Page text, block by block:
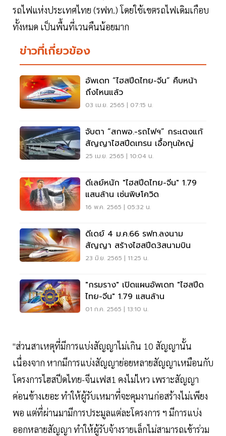
รถไฟแห่งประเทศไทย (รฟท.) โดยใช้เขตรถไฟเดิมเกือบ
ทั้งหมด เป็นพื้นที่เวนคืนน้อยมาก
ข่าวที่เกี่ยวข้อง
อัพเดท “ไฮสปีดไทย-จีน” คืบหน้า
ถึงไหนแล้ว
03 เม.ย. 2565 | 07:15 น.
จับตา “สกพอ.-รถไฟฯ” กระเตงแก้
สัญญาไฮสปีดเทรน เอื้อทุนใหญ่
25 เม.ย. 2565 | 10:04 น.
ดีเลย์หนัก "ไฮสปีดไทย-จีน" 1.79
แสนล้าน เซ่นพิษโควิด
16 พ.ค. 2565 | 05:32 น.
ดีเดย์ 4 ม.ค.66 รฟท.ลงนาม
สัญญา สร้างไฮสปีด3สนามบิน
23 มิ.ย. 2565 | 11:25 น.
"กรมราง" เปิดแผนอัพเดท "ไฮสปีด
ไทย-จีน" 1.79 แสนล้าน
01 ก.ค. 2565 | 13:10 น.
"ส่วนสาเหตุที่มีการแบ่งสัญญาไม่เกิน 10 สัญญานั้น
เนื่องจาก หากมีการแบ่งสัญญาย่อยหลายสัญญาเหมือนกับ
โครงการไฮสปีดไทย-จีนเฟส1 คงไม่ไหว เพราะสัญญา
ค่อนข้างเยอะ ทำให้ผู้รับเหมาที่จะคุมงานก่อสร้างไม่เพียง
พอ แต่ที่ผ่านมามีการประมูลแต่ละโครงการ ฯ มีการแบ่ง
ออกหลายสัญญา ทำให้ผู้รับจ้างรายเล็กไม่สามารถเข้าร่วม